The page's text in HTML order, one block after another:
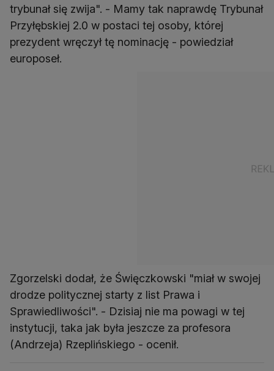
trybunał się zwija". - Mamy tak naprawdę Trybunał
Przyłębskiej 2.0 w postaci tej osoby, której
prezydent wręczył tę nominację - powiedział
europoseł.
Zgorzelski dodał, że Święczkowski "miał w swojej
drodze politycznej starty z list Prawa i
Sprawiedliwości". - Dzisiaj nie ma powagi w tej
instytucji, taka jak była jeszcze za profesora
(Andrzeja) Rzeplińskiego - ocenił.